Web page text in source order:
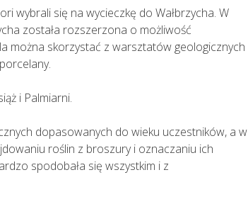
wybrali się na wycieczkę do Wałbrzycha. W
została rozszerzona o możliwość
można skorzystać z warsztatów geologicznych
i Palmiarni.
dopasowanych do wieku uczestników, a w
roślin z broszury i oznaczaniu ich
spodobała się wszystkim i z